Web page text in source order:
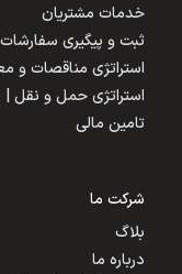
خدمات مشتریان
ثبت و پیگیری سفارشات
استراتژی مناقصات و
استراتژی حمل و نقل
تامین مالی
شرکت ما
بلاگ
درباره ما